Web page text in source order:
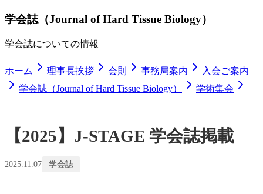
学会誌（Journal of Hard Tissue Biology）
学会誌についての情報
ホーム 理事長挨拶 会則 事務局案内
入会ご案内
学会誌（Journal of Hard Tissue Biology）
学術集会
【2025】J-STAGE 学会誌掲載
2025.11.07 学会誌